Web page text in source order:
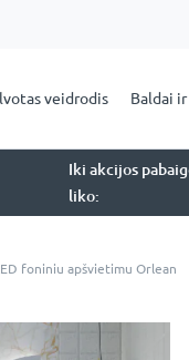
veidrodis Baldai ir
Iki akcijos
liko:
foniniu apšvietimu Orlean